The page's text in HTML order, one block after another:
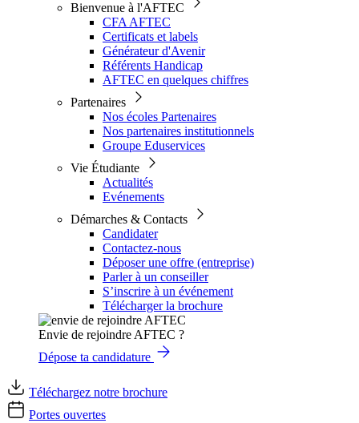
Bienvenue à l'AFTEC
CFA AFTEC
Certificats et labels
Générateur d'Avenir
Référents Handicap
AFTEC en quelques chiffres
Partenaires
Nos écoles Partenaires
Nos partenaires institutionnels
Groupe Eduservices
Vie Étudiante
Actualités
Evénements
Démarches & Contacts
Candidater
Contactez-nous
Déposer une offre (entreprise)
Parler à un conseiller
S’inscrire à un événement
Télécharger la brochure
Envie de rejoindre AFTEC ?
Dépose ta candidature
Téléchargez notre brochure
Portes ouvertes